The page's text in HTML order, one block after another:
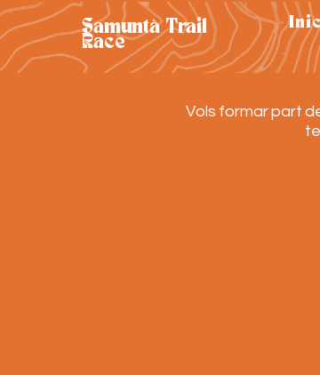
Samuntà Trail
Race
Vols formar part